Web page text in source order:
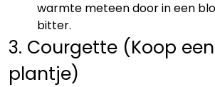
warmte meteen door in een
bitter.
3. Courgette (Koop
plantje)